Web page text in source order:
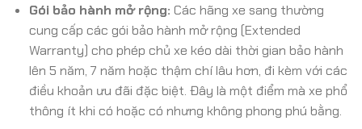
Gói bảo hành mở rộng: Các hãng xe sang thường
cung cấp các gói bảo hành mở rộng (Extended
Warranty) cho phép chủ xe kéo dài thời gian bảo hành
lên 5 năm, 7 năm hoặc thậm chí lâu hơn, đi kèm với các
điều khoản ưu đãi đặc biệt. Đây là một điểm mà xe phổ
thông ít khi có hoặc có nhưng không phong phú bằng.